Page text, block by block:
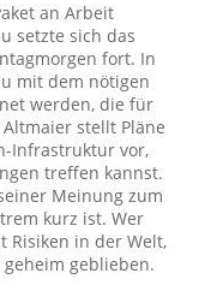
an Arbeit
setzte sich das
fort. In
mit dem nötigen
werden, die für
stellt Pläne
Infrastruktur vor,
treffen kannst.
Meinung zum
kurz ist. Wer
Risiken in der Welt,
geblieben.